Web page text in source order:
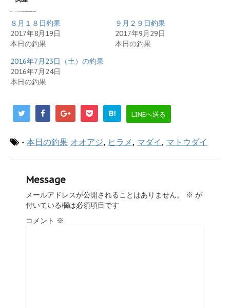
８月１８日釣果
2017年8月19日
本日の釣果
９月２９日釣果
2017年9月29日
本日の釣果
2016年7月23日（土）の釣果
2016年7月24日
本日の釣果
B! LINEへ送る
- 本日の釣果 オオアジ, ヒラメ , マダイ , マトウダイ
Message
メールアドレスが公開されることはありません。 ※ が
付いている欄は必須項目です
コメント ※